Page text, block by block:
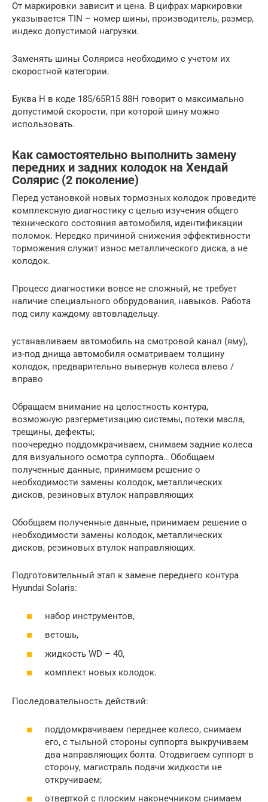
От маркировки зависит и цена. В цифрах маркировки
указывается TIN – номер шины, производитель, размер,
индекс допустимой нагрузки.
Заменять шины Соляриса необходимо с учетом их
скоростной категории.
Буква H в коде 185/65R15 88H говорит о максимально
допустимой скорости, при которой шину можно
использовать.
Как самостоятельно выполнить замену
передних и задних колодок на Хендай
Солярис (2 поколение)
Перед установкой новых тормозных колодок проведите
комплексную диагностику с целью изучения общего
технического состояния автомобиля, идентификации
поломок. Нередко причиной снижения эффективности
торможения служит износ металлического диска, а не
колодок.
Процесс диагностики вовсе не сложный, не требует
наличие специального оборудования, навыков. Работа
под силу каждому автовладельцу.
устанавливаем автомобиль на смотровой канал (яму),
из-под днища автомобиля осматриваем толщину
колодок, предварительно вывернув колеса влево /
вправо
Обращаем внимание на целостность контура,
возможную разгерметизацию системы, потеки масла,
трещины, дефекты;
поочередно поддомкрачиваем, снимаем задние колеса
для визуального осмотра суппорта.. Обобщаем
полученные данные, принимаем решение о
необходимости замены колодок, металлических
дисков, резиновых втулок направляющих
Обобщаем полученные данные, принимаем решение о
необходимости замены колодок, металлических
дисков, резиновых втулок направляющих.
Подготовительный этап к замене переднего контура
Hyundai Solaris:
набор инструментов,
ветошь,
жидкость WD – 40,
комплект новых колодок.
Последовательность действий:
поддомкрачиваем переднее колесо, снимаем
его, с тыльной стороны суппорта выкручиваем
два направляющих болта. Отодвигаем суппорт в
сторону, магистраль подачи жидкости не
откручиваем;
отверткой с плоским наконечником снимаем